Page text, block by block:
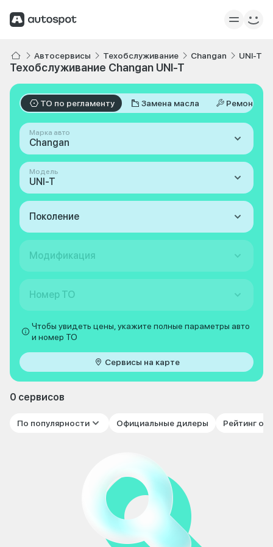
Автосервисы Техобслуживание Changan UNI-T
Техобслуживание Changan UNI-T
ТО по регламенту Замена масла Ремонт
Марка авто
Changan
Модель
UNI-T
Поколение
Модификация
Номер ТО
Чтобы увидеть цены, укажите полные параметры авто
и номер ТО
Сервисы на карте
0 сервисов
По популярности Официальные дилеры Рейтинг